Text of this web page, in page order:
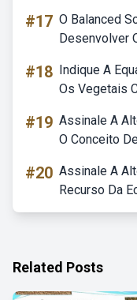
#17 O Balanced
Desenvolver
#18 Indique A
Os Vegetais
#19 Assinale A
O Conceito
#20 Assinale A
Recurso Da
Related Posts